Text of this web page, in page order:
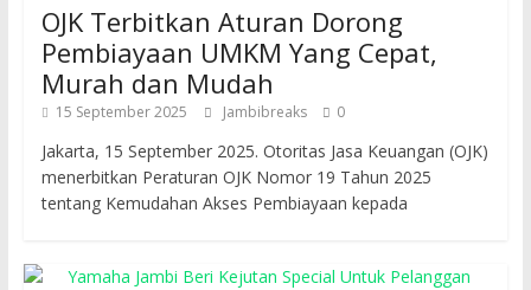
OJK Terbitkan Aturan Dorong
Pembiayaan UMKM Yang Cepat,
Murah dan Mudah
15 September 2025 Jambibreaks 0
Jakarta, 15 September 2025. Otoritas Jasa Keuangan (OJK)
menerbitkan Peraturan OJK Nomor 19 Tahun 2025
tentang Kemudahan Akses Pembiayaan kepada